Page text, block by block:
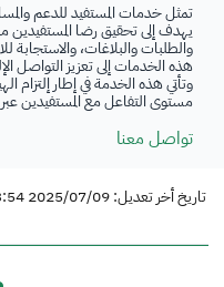
تمثل خدمات المستفيد للدعم
يهدف إلى تحقيق رضا المستفيدين
والطلبات والبلاغات، والاستجابة
هذه الخدمات إلى تعزيز التواصل
وتأتي هذه الخدمة في إطار إلتزام
مستوى التفاعل مع المستفيدين عبر
تواصل معنا
تاريخ أخر تعديل: 2025/07/09 3:54 م